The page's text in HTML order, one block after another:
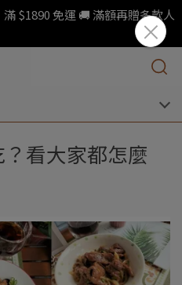
$1890 免運 🚚 滿額再贈多款人
看大家都怎麼